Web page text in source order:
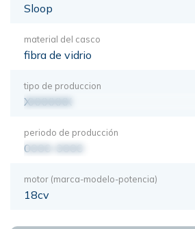
Sloop
material del casco
fibra de vidrio
tipo de produccion
XXXXXXX
periodo de producción
0000-0000
motor (marca-modelo-potencia)
18cv